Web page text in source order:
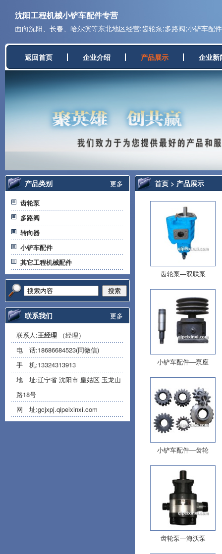
沈阳工程机械小铲车配件专营
面向沈阳、长春、哈尔滨等东北地区经营:齿轮泵;多路阀;小铲车配
返回首页 企业介绍 产品展示 企业新
更多
产品类别
齿轮泵
多路阀
转向器
小铲车配件
其它工程机械配件
搜索
更多
联系我们
联系人:王经理 （经理）
电 话:18686684523(同微信)
手 机:13324313913
地 址:辽宁省 沈阳市 皇姑区 玉龙山
路18号
网 址:gcjxpj.qipeixinxi.com
首页 > 产品展示
齿轮泵—双联泵
小铲车配件—泵座
小铲车配件—齿轮
齿轮泵—海沃泵